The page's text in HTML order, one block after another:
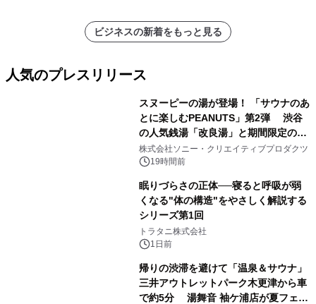
ビジネスの新着をもっと見る
人気のプレスリリース
スヌーピーの湯が登場！ 「サウナのあ
とに楽しむPEANUTS」第2弾 渋谷
の人気銭湯「改良湯」と期間限定のコ
ラボレーション サウナイキタイコラ
ボグッズも発売決定！
株式会社ソニー・クリエイティブプロダクツ
19時間前
眠りづらさの正体──寝ると呼吸が弱
くなる"体の構造"をやさしく解説する
シリーズ第1回
トラタニ株式会社
1日前
帰りの渋滞を避けて「温泉＆サウナ」
三井アウトレットパーク木更津から車
で約5分 湯舞音 袖ケ浦店が夏フェア